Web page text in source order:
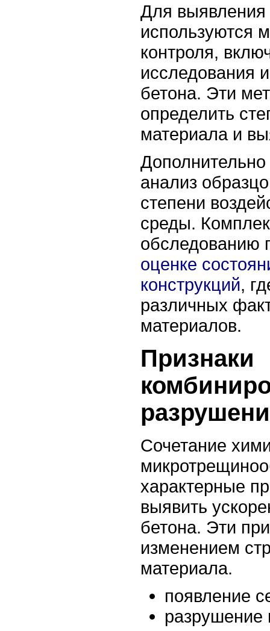
Для
используются
контроля,
исследования
бетона. Эти
определить
материала и
анализ
степени
среды.
обследованию
оценке
конструкций,
различных
материалов.
Признаки
Сочетание
характерные
выявить
бетона. Эти
изменением
материала.
появление
разрушение